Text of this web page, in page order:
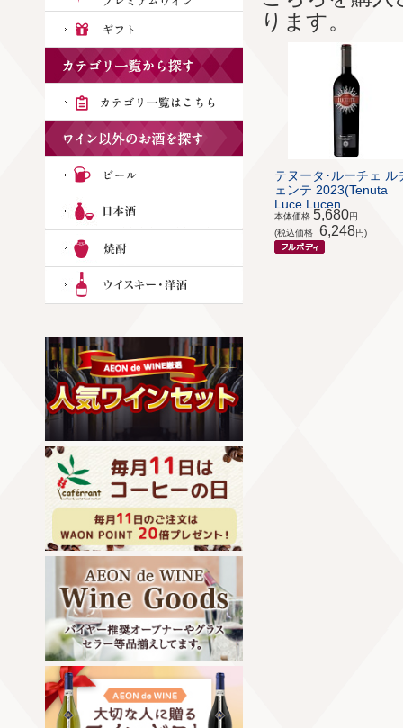
ります。
テヌータ･ルーチェ ル
ェンテ 2023(Tenuta
Luce Lucen...
本体価格 5,680円
(税込価格
6,248円)